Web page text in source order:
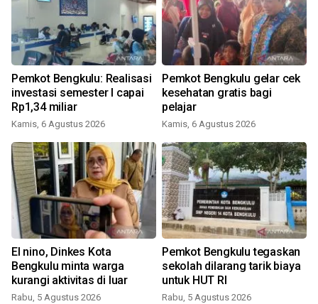
Pemkot Bengkulu: Realisasi
investasi semester I capai
Rp1,34 miliar
Kamis, 6 Agustus 2026
Pemkot Bengkulu gelar cek
kesehatan gratis bagi
pelajar
Kamis, 6 Agustus 2026
El nino, Dinkes Kota
Bengkulu minta warga
kurangi aktivitas di luar
Rabu, 5 Agustus 2026
Pemkot Bengkulu tegaskan
sekolah dilarang tarik biaya
untuk HUT RI
Rabu, 5 Agustus 2026